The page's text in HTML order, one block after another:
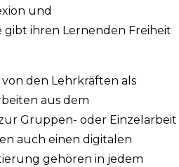
und
ihren Lernenden Freiheit
den Lehrkräften als
aus dem
Gruppen- oder Einzelarbeit
auch einen digitalen
gehören in jedem